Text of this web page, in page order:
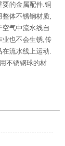
要的金属配件.铜
整体不锈钢材质,
空气中流水线自
业也不会生锈,传
在流水线上运动.
不锈钢球的材